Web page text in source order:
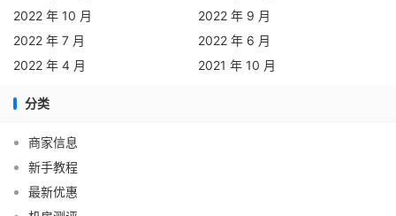
2022 年 10 月
2022 年 9 月
2022 年 7 月
2022 年 6 月
2022 年 4 月
2021 年 10 月
分类
商家信息
新手教程
最新优惠